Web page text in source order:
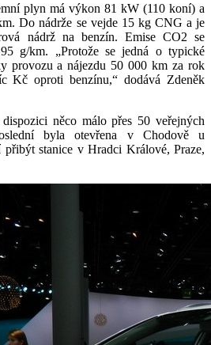
plyn má výkon 81 kW (110 koní) a
Do nádrže se vejde 15 kg CNG a je
nádrž na benzín. Emise CO2 se
g/km. „Protože se jedná o typické
provozu a nájezdu 50 000 km za rok
Kč oproti benzínu,“ dodává Zdeněk
něco málo přes 50 veřejných
byla otevřena v Chodově u
stanice v Hradci Králové, Praze,